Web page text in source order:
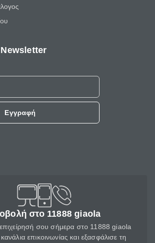
Εγγραφή
στο 11888 giaola
σου σήμερα στο 11888 giaola
επικοινωνίας και εξασφάλισε τη